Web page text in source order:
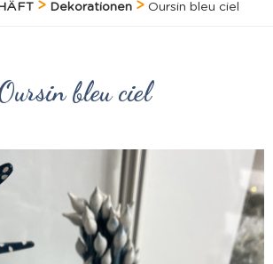
Dekorationen Oursin bleu ciel
bleu ciel